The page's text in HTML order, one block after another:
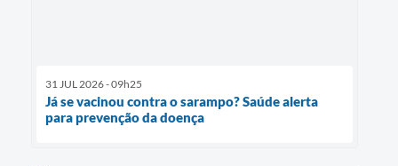
31 JUL 2026 - 09h25
Já se vacinou contra o sarampo? Saúde alerta
para prevenção da doença